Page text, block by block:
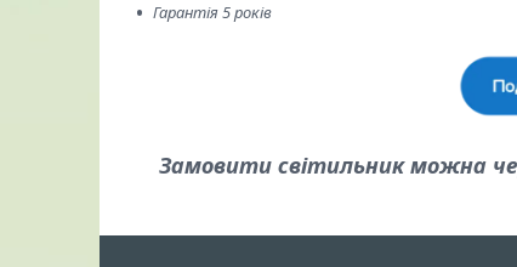
Гарантія 5 років
Замовити світильник можна